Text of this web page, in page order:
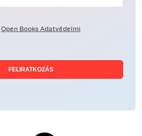
Open Books Adatvédelmi